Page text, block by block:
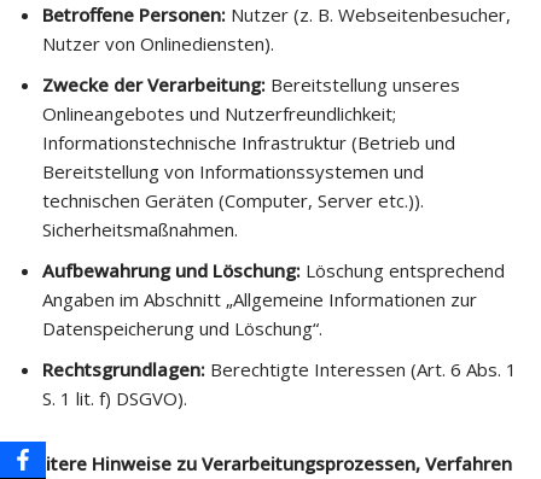
Betroffene Personen: Nutzer (z. B. Webseitenbesucher,
Nutzer von Onlinediensten).
Zwecke der Verarbeitung: Bereitstellung unseres
Onlineangebotes und Nutzerfreundlichkeit;
Informationstechnische Infrastruktur (Betrieb und
Bereitstellung von Informationssystemen und
technischen Geräten (Computer, Server etc.)).
Sicherheitsmaßnahmen.
Aufbewahrung und Löschung: Löschung entsprechend
Angaben im Abschnitt „Allgemeine Informationen zur
Datenspeicherung und Löschung“.
Rechtsgrundlagen: Berechtigte Interessen (Art. 6 Abs. 1
S. 1 lit. f) DSGVO).
Weitere Hinweise zu Verarbeitungsprozessen, Verfahren